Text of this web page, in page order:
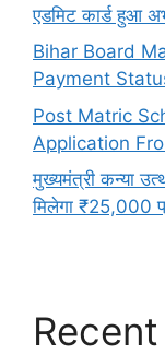
एडमिट कार्ड हुआ
Bihar Board
Payment
Post Matric
Application
मुख्यमंत्री कन्या
मिलेगा ₹25,000